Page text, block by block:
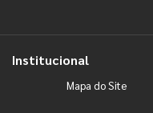
Institucional
Mapa do Site